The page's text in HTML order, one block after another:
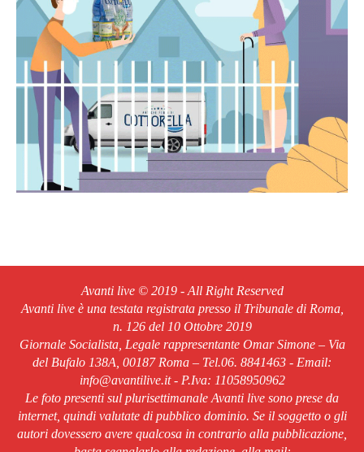
Avanti live © 2019 - All Right Reserved
Avanti live è una testata registrata presso il Tribunale di Roma,
n. 126 del 10 Ottobre 2019
Giornale Socialista, Legale rappresentante Omar Simone – Via
del Bufalo 138A, 00187 Roma – Tel.06. 8841463 - Email:
info@avantilive.it - P.Iva: 11058950962
Le foto presenti sul plurisettimanale Avanti live sono prese da
internet, quindi valutate di pubblico dominio. Se il soggetto o gli
autori dovessero avere qualcosa in contrario alla pubblicazione,